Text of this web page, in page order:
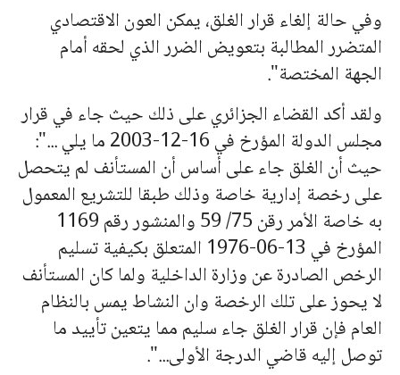
وفي حالة إلغاء قرار الغلق، يمكن العون الاقتصادي
المتضرر المطالبة بتعويض الضرر الذي لحقه أمام
الجهة المختصة".
ولقد أكد القضاء الجزائري على ذلك حيث جاء في قرار
مجلس الدولة المؤرخ في 16-12-2003 ما يلي
...":
حيث أن الغلق جاء على أساس أن المستأنف لم يتحصل
على رخصة إدارية خاصة وذلك طبقا للتشريع المعمول
به خاصة الأمر رقن 75/ 59 والمنشور رقم 1169
المؤرخ في 13-06-1976 المتعلق بكيفية تسليم
الرخص الصادرة عن وزارة الداخلية ولما كان المستأنف
لا يحوز على تلك الرخصة وان النشاط يمس بالنظام
العام فإن قرار الغلق جاء سليم مما يتعين تأييد ما
توصل إليه قاضي الدرجة الأولى...".